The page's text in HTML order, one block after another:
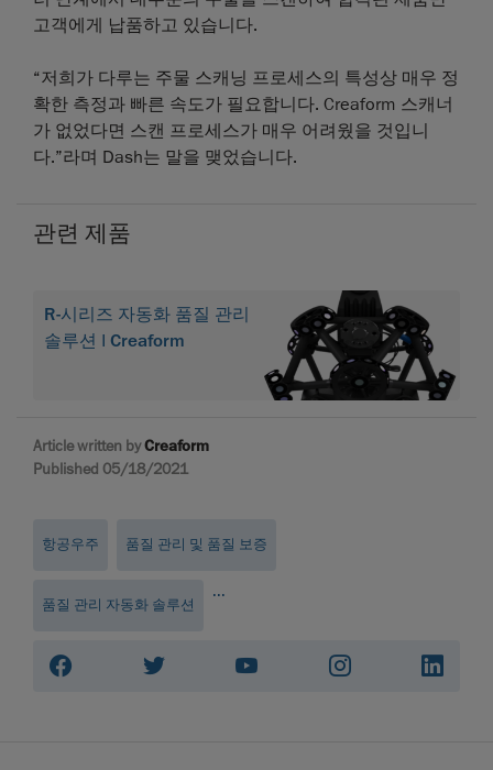
고객에게 납품하고 있습니다.
“저희가 다루는 주물 스캐닝 프로세스의 특성상 매우 정
확한 측정과 빠른 속도가 필요합니다. Creaform 스캐너
가 없었다면 스캔 프로세스가 매우 어려웠을 것입니
다.”라며 Dash는 말을 맺었습니다.
관련 제품
R-시리즈 자동화 품질 관리
솔루션 | Creaform
Article written byCreaform
Published 05/18/2021
항공우주 품질 관리 및 품질 보증
품질 관리 자동화 솔루션
...